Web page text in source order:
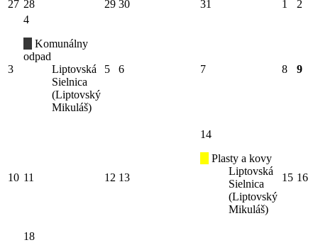
27 28 29 30 31 1 2
3
4
Komunálny
odpad
Liptovská
Sielnica
(Liptovský
Mikuláš)
5 6 7 8 9
10 11 12 13
14
Plasty a kovy
Liptovská
Sielnica
(Liptovský
Mikuláš)
15 16
18